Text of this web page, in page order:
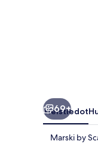
69+
Yleistiedot
Marski by